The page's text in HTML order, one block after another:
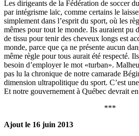
Les dirigeants de la Fédération de soccer
par intégrisme laïc, comme certains le
simplement dans l’esprit du sport, où les
mêmes pour tout le monde. Ils auraient pu
de tissu pour tenir des cheveux longs est
monde, parce que ça ne présente aucun
même règle pour tous aurait été respecté.
besoin d’employer le mot «turban».
pas lu la chronique de notre camarade
dimension ultrapolitique du sport. C’est
Et notre gouvernement à Québec devrait
***
Ajout le 16 juin 2013